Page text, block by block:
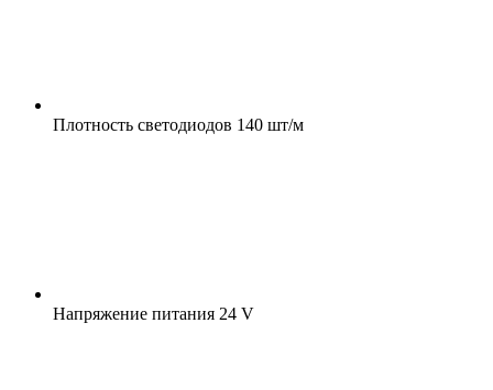
Плотность светодиодов 140 шт/м
Напряжение питания 24 V